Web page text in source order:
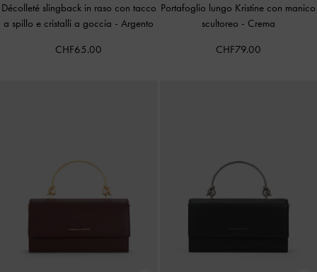
Décolleté slingback in raso con tacco
a spillo e cristalli a goccia -Argento
CHF65.00
Portafoglio lungo Kristine con manico
scultoreo - Crema
CHF79.00